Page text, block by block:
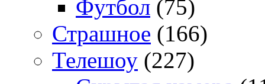
Футбол (75)
Страшное (166)
Телешоу (227)